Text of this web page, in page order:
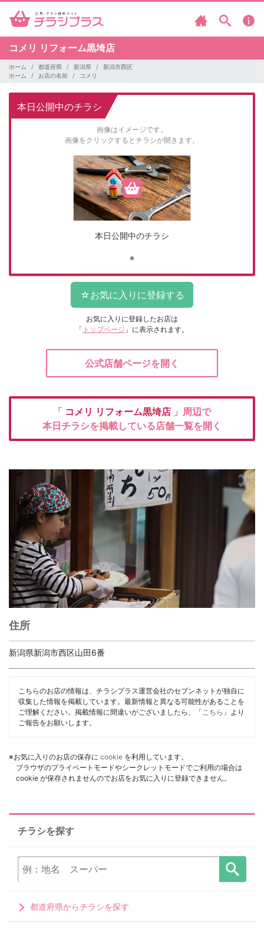
コメリ リフォーム黒埼店
ホーム 都道府県 新潟県
新潟市西区
ホーム
お店の名前 コメリ
本日公開中のチラシ
画像はイメージです。
画像をクリックするとチラシが開きます。
本日公開中のチラシ
お気に入りに登録したお店は
「 トップページ 」に表示されます。
公式店舗ページを開く
「 コメリ リフォーム黒埼店 」周辺で
本日チラシを掲載している店舗一覧を開く
住所
新潟県新潟市西区山田6番
こちらのお店の情報は、チラシプラス運営会社のセブンネットが独自に
収集した情報を掲載しています。最新情報と異なる可能性があることを
ご理解ください。掲載情報に間違いがございましたら、「 こちら 」より
ご報告をお願いします。
※お気に入りのお店の保存に cookie を利用しています。
ブラウザのプライベートモードやシークレットモードでご利用の場合は
cookie が保存されませんのでお店をお気に入りに登録できません。
チラシを探す
都道府県からチラシを探す